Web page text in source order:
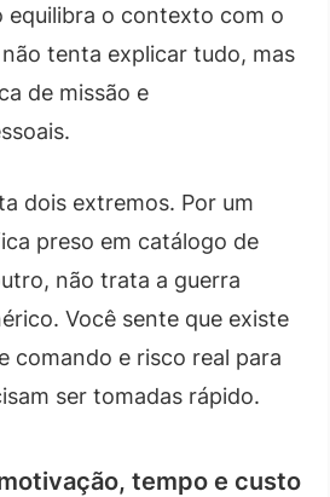
equilibra o contexto com o
tenta explicar tudo, mas
de missão e
dois extremos. Por um
preso em catálogo de
não trata a guerra
Você sente que existe
comando e risco real para
ser tomadas rápido.
tempo e custo